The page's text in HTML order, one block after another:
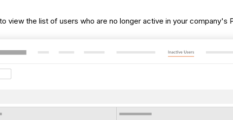
to view the list of users who are no longer active in your company's